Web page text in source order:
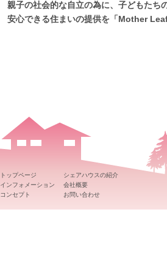
親子の社会的な自立の為に、子どもたち
安心できる住まいの提供を「Mother
トップページ
インフォメーション
コンセプト
シェアハウスの紹介
会社概要
お問い合わせ